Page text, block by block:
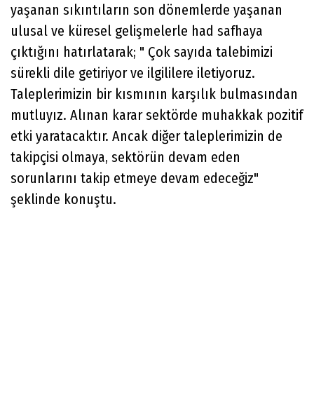
yaşanan sıkıntıların son dönemlerde yaşanan
ulusal ve küresel gelişmelerle had safhaya
çıktığını hatırlatarak; " Çok sayıda talebimizi
sürekli dile getiriyor ve ilgililere iletiyoruz.
Taleplerimizin bir kısmının karşılık bulmasından
mutluyız. Alınan karar sektörde muhakkak pozitif
etki yaratacaktır. Ancak diğer taleplerimizin de
takipçisi olmaya, sektörün devam eden
sorunlarını takip etmeye devam edeceğiz"
şeklinde konuştu.